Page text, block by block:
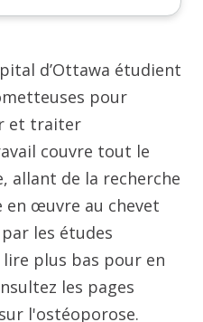
d’Ottawa étudient
pour
et traiter
couvre tout le
allant de la recherche
en œuvre au chevet
les études
plus bas pour en
les pages
l'ostéoporose.